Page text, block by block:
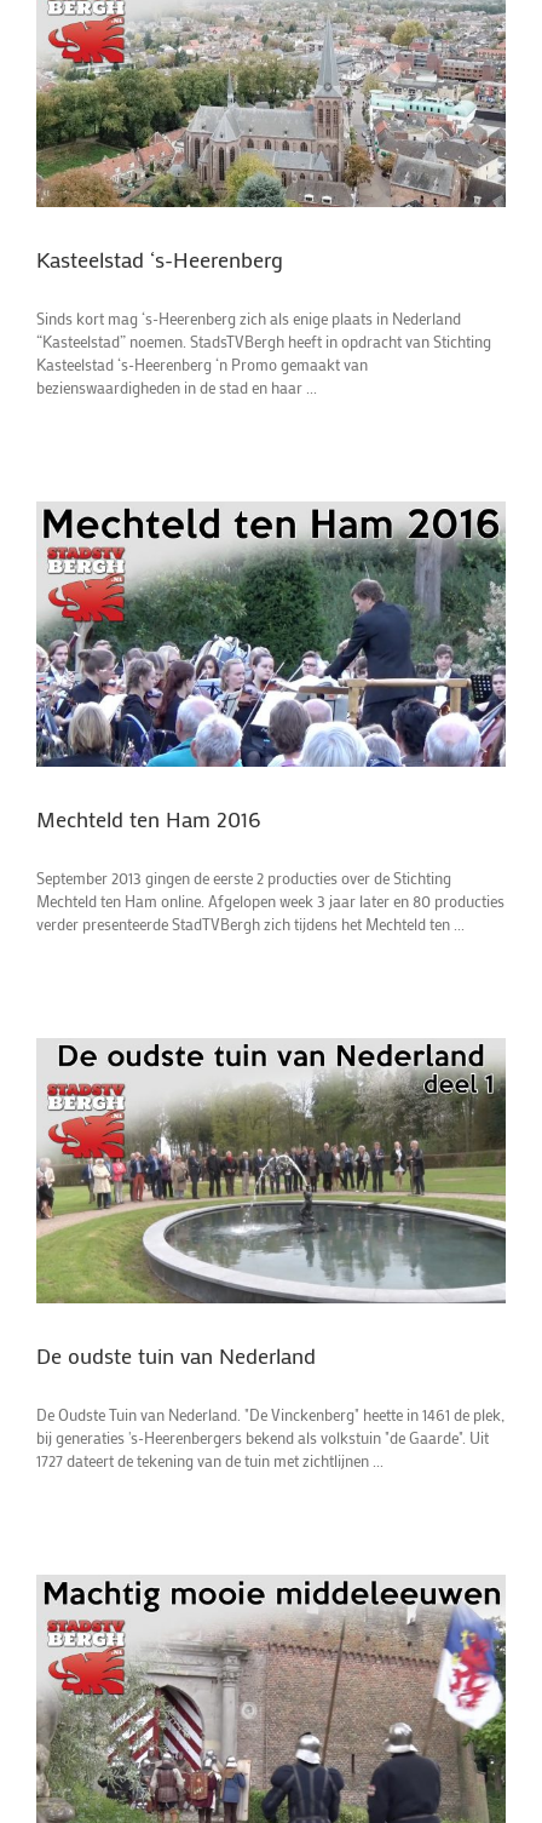
Kasteelstad ‘s-Heerenberg
Sinds kort mag ‘s-Heerenberg zich als enige plaats in Nederland
“Kasteelstad” noemen. StadsTVBergh heeft in opdracht van Stichting
Kasteelstad ‘s-Heerenberg ‘n Promo gemaakt van
bezienswaardigheden in de stad en haar ...
Mechteld ten Ham 2016
September 2013 gingen de eerste 2 producties over de Stichting
Mechteld ten Ham online. Afgelopen week 3 jaar later en 80 producties
verder presenteerde StadTVBergh zich tijdens het Mechteld ten ...
De oudste tuin van Nederland
De Oudste Tuin van Nederland. "De Vinckenberg" heette in 1461 de plek,
bij generaties 's-Heerenbergers bekend als volkstuin "de Gaarde". Uit
1727 dateert de tekening van de tuin met zichtlijnen ...